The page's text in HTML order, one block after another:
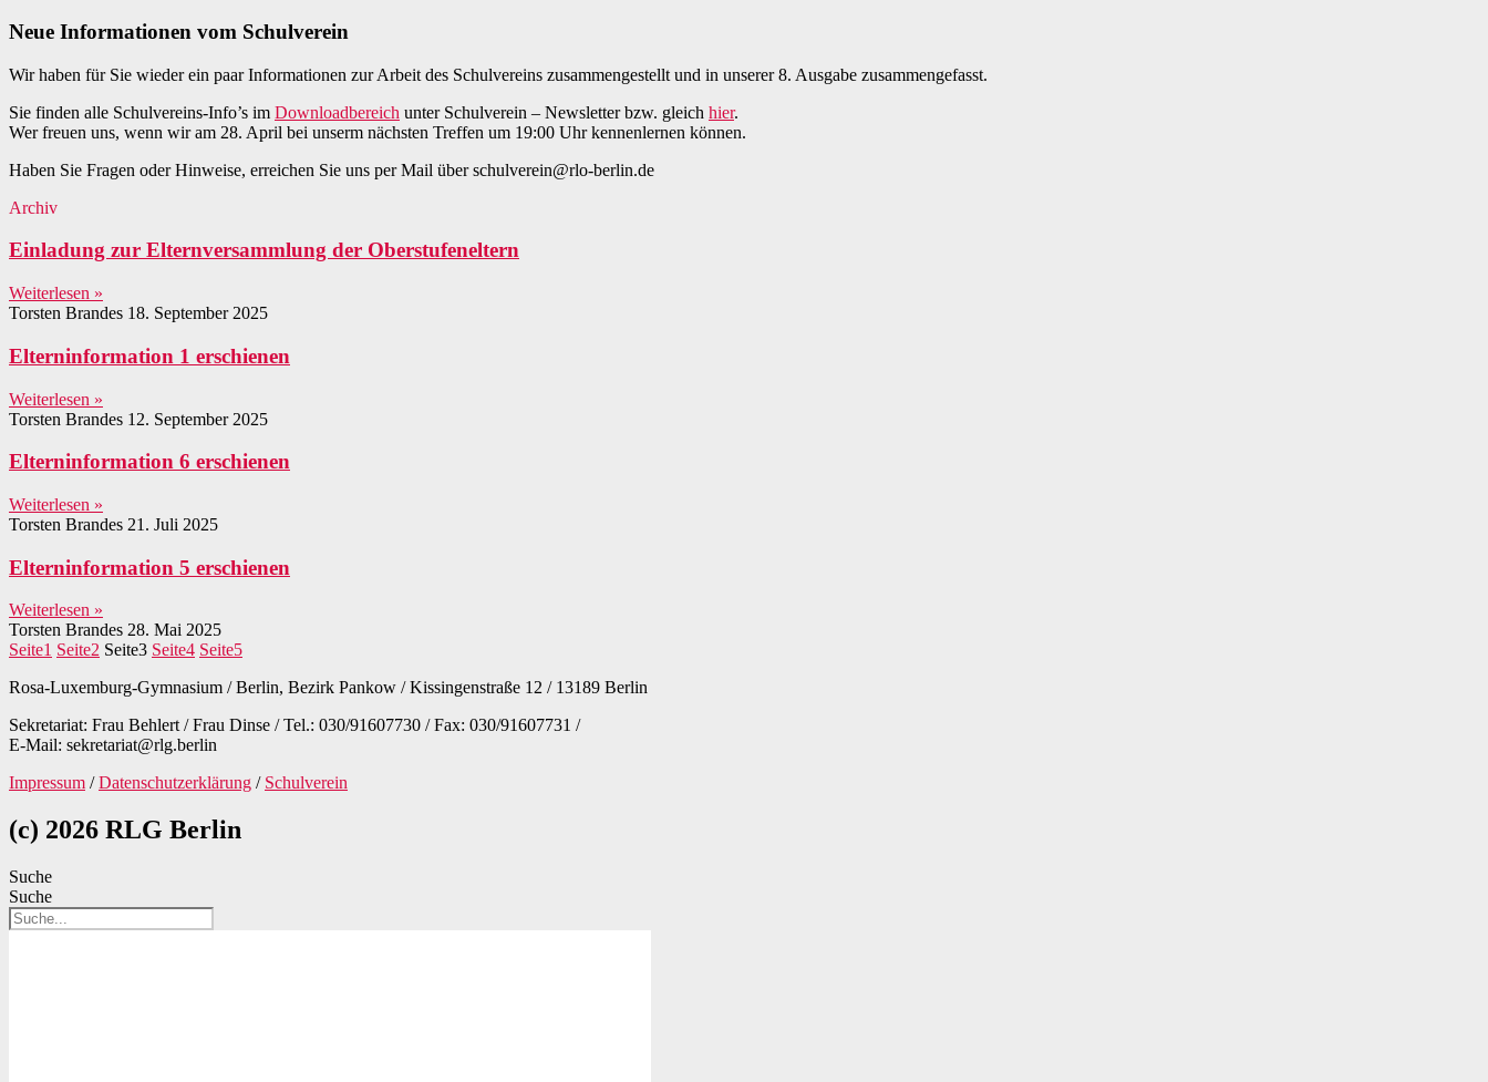
Neue Informationen vom Schulverein
Wir haben für Sie wieder ein paar Informationen zur Arbeit des Schulvereins zusammengestellt und in unserer 8. Ausgabe zusammengefasst.
Sie finden alle Schulvereins-Info’s im Downloadbereich unter Schulverein – Newsletter bzw. gleich hier.
Wer freuen uns, wenn wir am 28. April bei unserm nächsten Treffen um 19:00 Uhr kennenlernen können.
Haben Sie Fragen oder Hinweise, erreichen Sie uns per Mail über schulverein@rlo-berlin.de
Archiv
Einladung zur Elternversammlung der Oberstufeneltern
Weiterlesen »
Torsten Brandes 18. September 2025
Elterninformation 1 erschienen
Weiterlesen »
Torsten Brandes 12. September 2025
Elterninformation 6 erschienen
Weiterlesen »
Torsten Brandes 21. Juli 2025
Elterninformation 5 erschienen
Weiterlesen »
Torsten Brandes 28. Mai 2025
Seite1 Seite2 Seite3 Seite4 Seite5
Rosa-Luxemburg-Gymnasium / Berlin, Bezirk Pankow / Kissingenstraße 12 / 13189 Berlin
Sekretariat: Frau Behlert / Frau Dinse / Tel.: 030/91607730 / Fax: 030/91607731 /
E-Mail: sekretariat@rlg.berlin
Impressum /Datenschutzerklärung / Schulverein
(c) 2026 RLG Berlin
Suche
Suche